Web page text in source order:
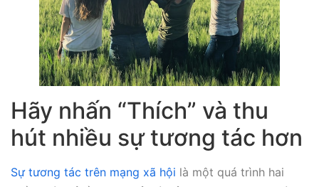
Hãy nhấn “Thích” và thu
hút nhiều sự tương tác hơn
Sự tương tác trên mạng xã hội là một quá trình hai